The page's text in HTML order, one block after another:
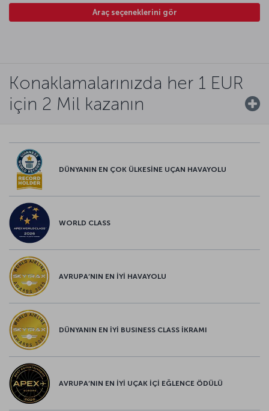
Araç seçeneklerini gör
Konaklamalarınızda her 1 EUR
için 2 Mil kazanın
DÜNYANIN EN ÇOK ÜLKESİNE UÇAN HAVAYOLU
WORLD CLASS
AVRUPA’NIN EN İYİ HAVAYOLU
DÜNYANIN EN İYİ BUSINESS CLASS İKRAMI
AVRUPA’NIN EN İYİ UÇAK İÇİ EĞLENCE ÖDÜLÜ